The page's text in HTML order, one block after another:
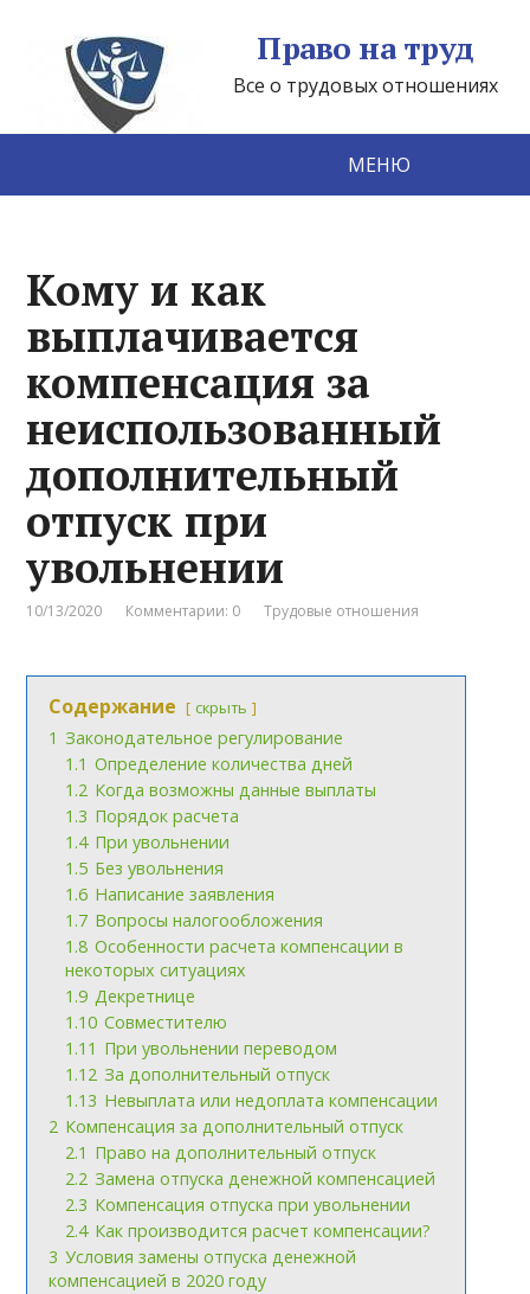
Право на труд
Все о трудовых отношениях
МЕНЮ
Кому и как
выплачивается
компенсация за
неиспользованный
дополнительный
отпуск при
увольнении
10/13/2020 Комментарии: 0 Трудовые отношения
Содержание скрыть
1 Законодательное регулирование
1.1 Определение количества дней
1.2 Когда возможны данные выплаты
1.3 Порядок расчета
1.4 При увольнении
1.5 Без увольнения
1.6 Написание заявления
1.7 Вопросы налогообложения
1.8 Особенности расчета компенсации в
некоторых ситуациях
1.9 Декретнице
1.10 Совместителю
1.11 При увольнении переводом
1.12 За дополнительный отпуск
1.13 Невыплата или недоплата компенсации
2 Компенсация за дополнительный отпуск
2.1 Право на дополнительный отпуск
2.2 Замена отпуска денежной компенсацией
2.3 Компенсация отпуска при увольнении
2.4 Как производится расчет компенсации?
3 Условия замены отпуска денежной
компенсацией в 2020 году